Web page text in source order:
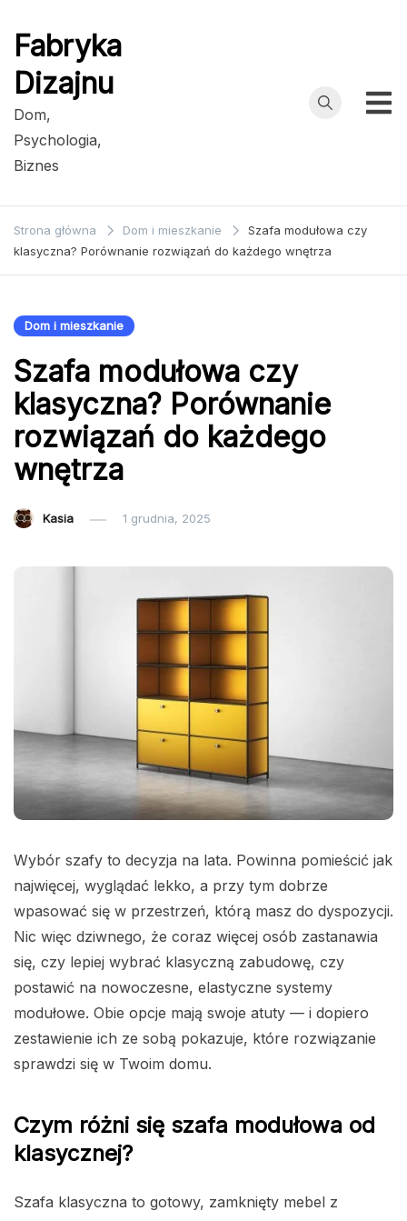
Fabryka
Dizajnu
Dom,
Psychologia,
Biznes
Strona główna Dom i mieszkanie
Szafa modułowa czy
klasyczna? Porównanie rozwiązań do każdego wnętrza
Dom i mieszkanie
Szafa modułowa czy
klasyczna? Porównanie
rozwiązań do każdego
wnętrza
Kasia 1 grudnia, 2025
Wybór szafy to decyzja na lata. Powinna pomieścić jak
najwięcej, wyglądać lekko, a przy tym dobrze
wpasować się w przestrzeń, którą masz do dyspozycji.
Nic więc dziwnego, że coraz więcej osób zastanawia
się, czy lepiej wybrać klasyczną zabudowę, czy
postawić na nowoczesne, elastyczne systemy
modułowe. Obie opcje mają swoje atuty — i dopiero
zestawienie ich ze sobą pokazuje, które rozwiązanie
sprawdzi się w Twoim domu.
Czym różni się szafa modułowa od
klasycznej?
Szafa klasyczna to gotowy, zamknięty mebel z